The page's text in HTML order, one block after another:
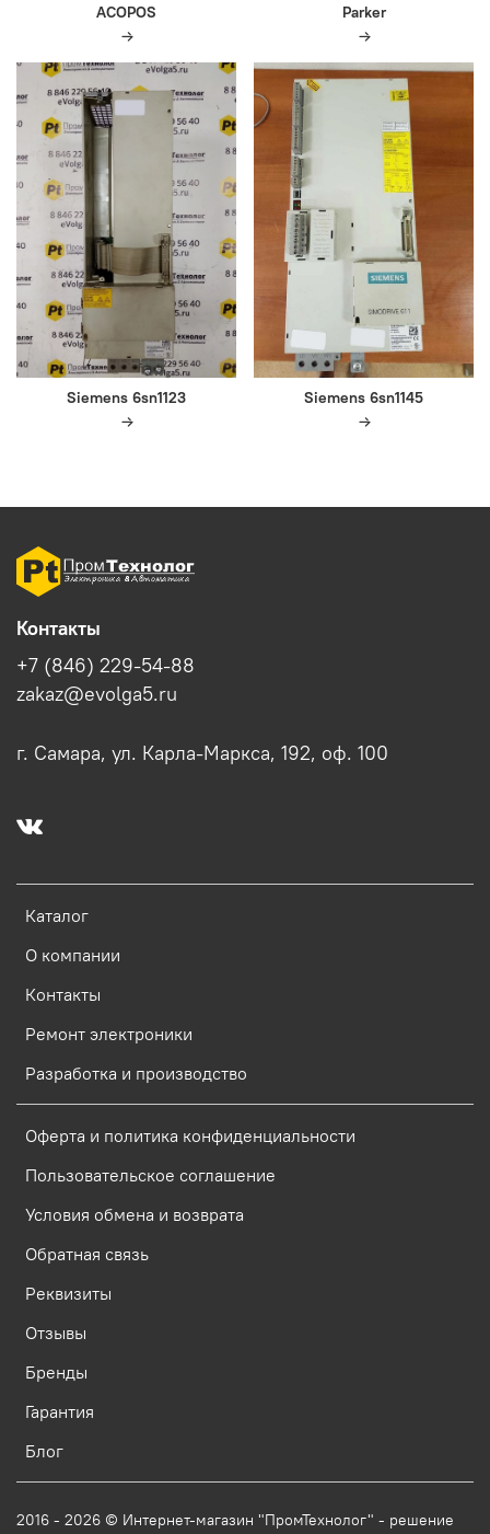
ACOPOS Parker
Siemens 6sn1123 Siemens 6sn1145
Каталог
О компании
Контакты
Ремонт электроники
Разработка и производство
Оферта и политика конфиденциальности
Пользовательское соглашение
Условия обмена и возврата
Обратная связь
Реквизиты
Отзывы
Бренды
Гарантия
Блог
Контакты
+7 (846) 229-54-88
zakaz@evolga5.ru
г. Самара, ул. Карла-Маркса, 192, оф. 100
2016 - 2026 © Интернет-магазин "ПромТехнолог" - решение